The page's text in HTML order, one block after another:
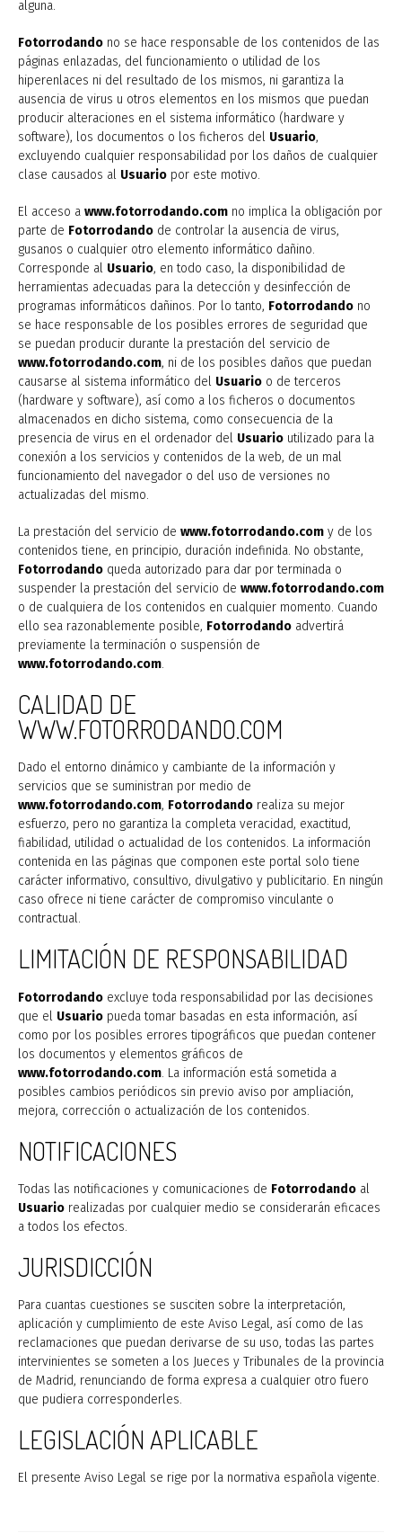
alguna.
Fotorrodando no se hace responsable de los contenidos de las
páginas enlazadas, del funcionamiento o utilidad de los
hiperenlaces ni del resultado de los mismos, ni garantiza la
ausencia de virus u otros elementos en los mismos que puedan
producir alteraciones en el sistema informático (hardware y
software), los documentos o los ficheros del Usuario,
excluyendo cualquier responsabilidad por los daños de cualquier
clase causados al Usuario por este motivo.
El acceso a www.fotorrodando.com no implica la obligación por
parte de Fotorrodando de controlar la ausencia de virus,
gusanos o cualquier otro elemento informático dañino.
Corresponde al Usuario, en todo caso, la disponibilidad de
herramientas adecuadas para la detección y desinfección de
programas informáticos dañinos. Por lo tanto, Fotorrodando no
se hace responsable de los posibles errores de seguridad que
se puedan producir durante la prestación del servicio de
www.fotorrodando.com, ni de los posibles daños que puedan
causarse al sistema informático del Usuario o de terceros
(hardware y software), así como a los ficheros o documentos
almacenados en dicho sistema, como consecuencia de la
presencia de virus en el ordenador del Usuario utilizado para la
conexión a los servicios y contenidos de la web, de un mal
funcionamiento del navegador o del uso de versiones no
actualizadas del mismo.
La prestación del servicio de www.fotorrodando.com y de los
contenidos tiene, en principio, duración indefinida. No obstante,
Fotorrodando queda autorizado para dar por terminada o
suspender la prestación del servicio de www.fotorrodando.com
o de cualquiera de los contenidos en cualquier momento. Cuando
ello sea razonablemente posible, Fotorrodando advertirá
previamente la terminación o suspensión de
www.fotorrodando.com.
CALIDAD DE
WWW.FOTORRODANDO.COM
Dado el entorno dinámico y cambiante de la información y
servicios que se suministran por medio de
www.fotorrodando.com, Fotorrodando realiza su mejor
esfuerzo, pero no garantiza la completa veracidad, exactitud,
fiabilidad, utilidad o actualidad de los contenidos. La información
contenida en las páginas que componen este portal solo tiene
carácter informativo, consultivo, divulgativo y publicitario. En ningún
caso ofrece ni tiene carácter de compromiso vinculante o
contractual.
LIMITACIÓN DE RESPONSABILIDAD
Fotorrodando excluye toda responsabilidad por las decisiones
que el Usuario pueda tomar basadas en esta información, así
como por los posibles errores tipográficos que puedan contener
los documentos y elementos gráficos de
www.fotorrodando.com. La información está sometida a
posibles cambios periódicos sin previo aviso por ampliación,
mejora, corrección o actualización de los contenidos.
NOTIFICACIONES
Todas las notificaciones y comunicaciones de Fotorrodando al
Usuario realizadas por cualquier medio se considerarán eficaces
a todos los efectos.
JURISDICCIÓN
Para cuantas cuestiones se susciten sobre la interpretación,
aplicación y cumplimiento de este Aviso Legal, así como de las
reclamaciones que puedan derivarse de su uso, todas las partes
intervinientes se someten a los Jueces y Tribunales de la provincia
de Madrid, renunciando de forma expresa a cualquier otro fuero
que pudiera corresponderles.
LEGISLACIÓN APLICABLE
El presente Aviso Legal se rige por la normativa española vigente.